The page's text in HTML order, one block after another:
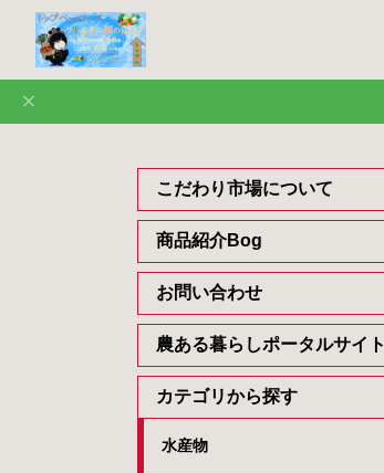
こだわり市場について
商品紹介Bog
お問い合わせ
農ある暮らしポータルサイト
カテゴリから探す
水産物